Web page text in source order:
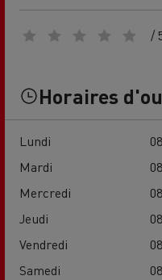
/
Horaires
Lundi
Mardi
Mercredi
Jeudi
Vendredi
Samedi